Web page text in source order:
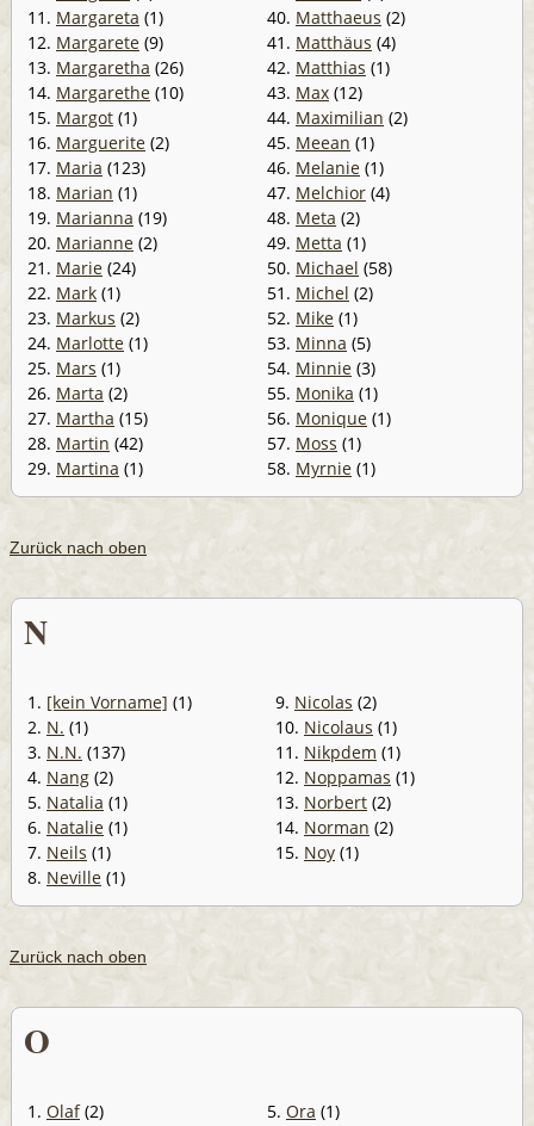
11. Margareta (1)
12. Margarete (9)
13. Margaretha (26)
14. Margarethe (10)
15. Margot (1)
16. Marguerite (2)
17. Maria (123)
18. Marian (1)
19. Marianna (19)
20. Marianne (2)
21. Marie (24)
22. Mark (1)
23. Markus (2)
24. Marlotte (1)
25. Mars (1)
26. Marta (2)
27. Martha (15)
28. Martin (42)
29. Martina (1)
40. Matthaeus (2)
41. Matthäus (4)
42. Matthias (1)
43. Max (12)
44. Maximilian (2)
45. Meean (1)
46. Melanie (1)
47. Melchior (4)
48. Meta (2)
49. Metta (1)
50. Michael (58)
51. Michel (2)
52. Mike (1)
53. Minna (5)
54. Minnie (3)
55. Monika (1)
56. Monique (1)
57. Moss (1)
58. Myrnie (1)
Zurück nach oben
N
1. [kein Vorname] (1)
2. N. (1)
3. N.N. (137)
4. Nang (2)
5. Natalia (1)
6. Natalie (1)
7. Neils (1)
8. Neville (1)
9. Nicolas (2)
10. Nicolaus (1)
11. Nikpdem (1)
12. Noppamas (1)
13. Norbert (2)
14. Norman (2)
15. Noy (1)
Zurück nach oben
O
1. Olaf(2)
5. Ora (1)